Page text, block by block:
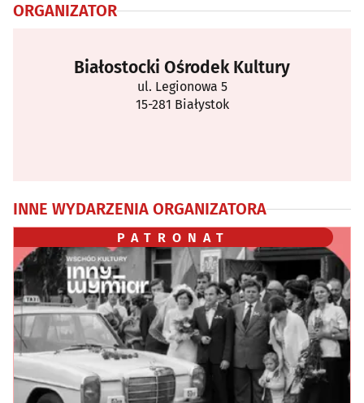
ORGANIZATOR
Białostocki Ośrodek Kultury
ul. Legionowa 5
15-281 Białystok
INNE WYDARZENIA ORGANIZATORA
PATRONAT